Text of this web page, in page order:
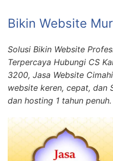
Bikin Website
Solusi Bikin Website
Terpercaya Hubungi CS
3200, Jasa Website
website keren, cepat, dan
dan hosting 1 tahun